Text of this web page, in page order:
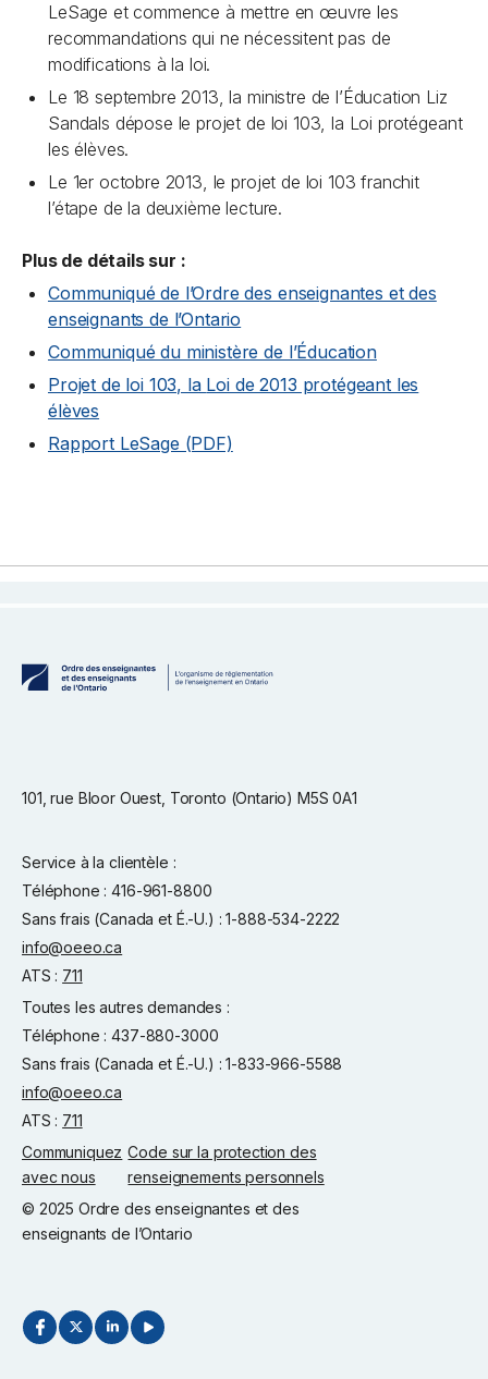
LeSage et commence à mettre en œuvre les
recommandations qui ne nécessitent pas de
modifications à la loi.
Le 18 septembre 2013, la ministre de l’Éducation Liz
Sandals dépose le projet de loi 103, la Loi protégeant
les élèves.
Le 1er octobre 2013, le projet de loi 103 franchit
l’étape de la deuxième lecture.
Plus de détails sur :
Communiqué de l’Ordre des enseignantes et des
enseignants de l’Ontario
Communiqué du ministère de l’Éducation
Projet de loi 103, la Loi de 2013 protégeant les
élèves
Rapport LeSage (PDF)
101, rue Bloor Ouest, Toronto (Ontario) M5S 0A1
Service à la clientèle :
Téléphone : 416-961-8800
Sans frais (Canada et É.-U.) : 1-888-534-2222
info@oeeo.ca
ATS : 711
Toutes les autres demandes :
Téléphone : 437-880-3000
Sans frais (Canada et É.-U.) : 1-833-966-5588
info@oeeo.ca
ATS : 711
Communiquez
avec nous
Code sur la protection des
renseignements personnels
© 2025 Ordre des enseignantes et des
enseignants de l’Ontario